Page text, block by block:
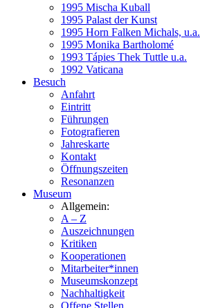
1995 Mischa Kuball
1995 Palast der Kunst
1995 Horn Falken Michals, u.a.
1995 Monika Bartholomé
1993 Tápies Thek Tuttle u.a.
1992 Vaticana
Besuch
Anfahrt
Eintritt
Führungen
Fotografieren
Jahreskarte
Kontakt
Öffnungszeiten
Resonanzen
Museum
Allgemein:
A – Z
Auszeichnungen
Kritiken
Kooperationen
Mitarbeiter*innen
Museumskonzept
Nachhaltigkeit
Offene Stellen